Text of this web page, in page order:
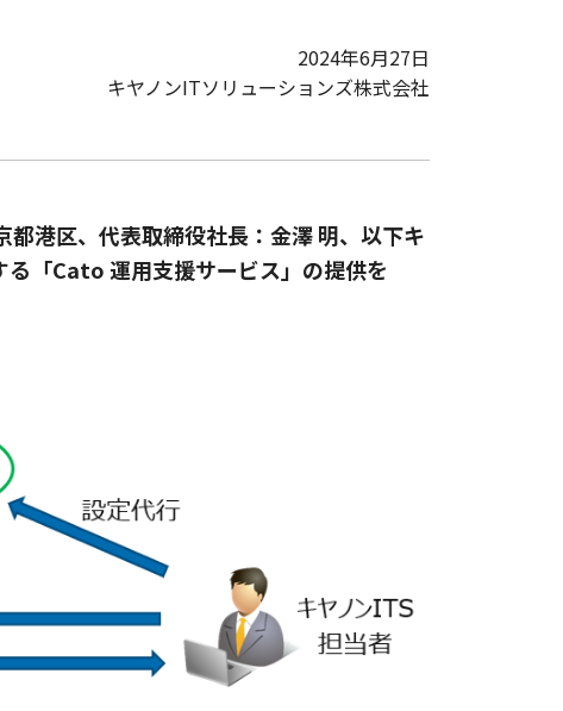
2024年6月27日
キヤノンITソリューションズ株式会社
港区、代表取締役社長：金澤 明、以下キ
「Cato 運用支援サービス」の提供を